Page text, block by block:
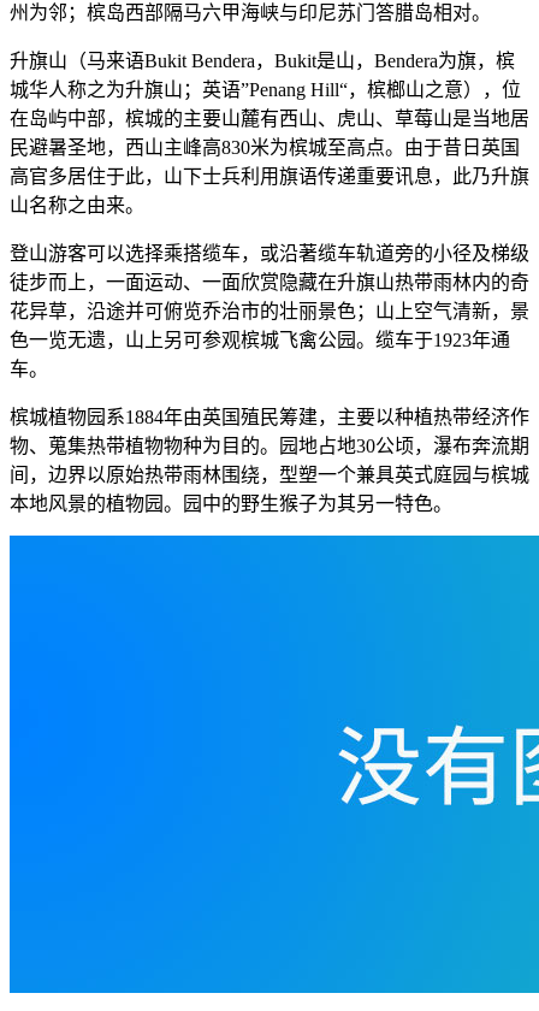
州为邻；槟岛西部隔马六甲海峡与印尼苏门答腊岛相对。
升旗山（马来语Bukit Bendera，Bukit是山，Bendera为旗，槟
城华人称之为升旗山；英语”Penang Hill“，槟榔山之意），位
在岛屿中部，槟城的主要山麓有西山、虎山、草莓山是当地居
民避暑圣地，西山主峰高830米为槟城至高点。由于昔日英国
高官多居住于此，山下士兵利用旗语传递重要讯息，此乃升旗
山名称之由来。
登山游客可以选择乘搭缆车，或沿著缆车轨道旁的小径及梯级
徒步而上，一面运动、一面欣赏隐藏在升旗山热带雨林内的奇
花异草，沿途并可俯览乔治市的壮丽景色；山上空气清新，景
色一览无遗，山上另可参观槟城飞禽公园。缆车于1923年通
车。
槟城植物园系1884年由英国殖民筹建，主要以种植热带经济作
物、蒐集热带植物物种为目的。园地占地30公顷，瀑布奔流期
间，边界以原始热带雨林围绕，型塑一个兼具英式庭园与槟城
本地风景的植物园。园中的野生猴子为其另一特色。